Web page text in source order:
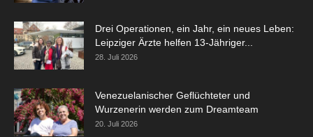
Drei Operationen, ein Jahr, ein neues Leben:
Leipziger Ärzte helfen 13-Jähriger...
28. Juli 2026
Venezuelanischer Geflüchteter und
Wurzenerin werden zum Dreamteam
20. Juli 2026